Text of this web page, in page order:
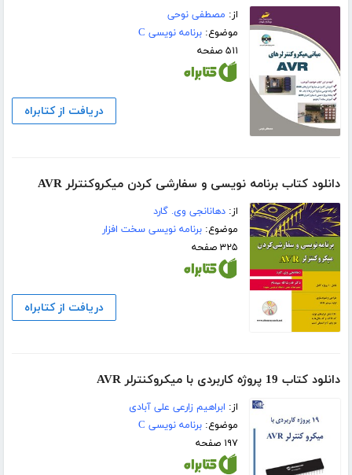
از: مصطفی نوحی
موضوع:برنامه نویسی C
۵۱۱ صفحه
دریافت از کتابراه
دانلود کتاب برنامه نویسی و سفارشی کردن میکروکنترلر AVR
از:دهانانجی وی. گارد
موضوع:برنامه نویسی سخت افزار
۳۲۵ صفحه
دریافت از کتابراه
دانلود کتاب 19 پروژه کاربردی با میکروکنترلر AVR
از: ابراهیم زارعی علی آبادی
موضوع:برنامه نویسی C
۱۹۷ صفحه